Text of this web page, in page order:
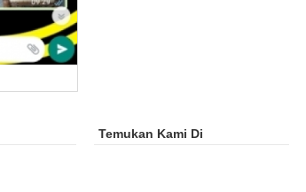
Temukan Kami Di